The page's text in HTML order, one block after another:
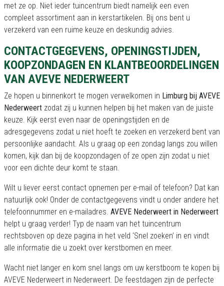
met ze op. Niet ieder tuincentrum biedt namelijk een even
compleet assortiment aan in kerstartikelen. Bij ons bent u
verzekerd van een ruime keuze en deskundig advies.
CONTACTGEGEVENS, OPENINGSTIJDEN,
KOOPZONDAGEN EN KLANTBEOORDELINGEN
VAN AVEVE NEDERWEERT
Ze hopen u binnenkort te mogen verwelkomen in Limburg bij AVEVE
Nederweert zodat zij u kunnen helpen bij het maken van de juiste
keuze. Kijk eerst even naar de openingstijden en de
adresgegevens zodat u niet hoeft te zoeken en verzekerd bent van
persoonlijke aandacht. Als u graag op een zondag langs zou willen
komen, kijk dan bij de koopzondagen of ze open zijn zodat u niet
voor een dichte deur komt te staan.
Wilt u liever eerst contact opnemen per e-mail of telefoon? Dat kan
natuurlijk ook! Onder de contactgegevens vindt u onder andere het
telefoonnummer en e-mailadres. AVEVE Nederweert in Nederweert
helpt u graag verder! Typ de naam van het tuincentrum
rechtsboven op deze pagina in het veld ‘Snel zoeken’ in en vindt
alle informatie die u zoekt over kerstbomen en meer.
Wacht niet langer en kom snel langs om uw kerstboom te kopen bij
AVEVE Nederweert in Nederweert. De feestdagen zijn de perfecte